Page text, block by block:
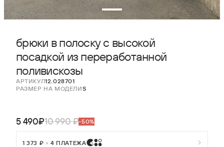
брюки в полоску с высокой
посадкой из переработанной
поливискозы
АРТИКУЛ12.028701
РАЗМЕР НА МОДЕЛИS
5 490₽10 990 ₽-50%
1 373 ₽ × 4 ПЛАТЕЖА